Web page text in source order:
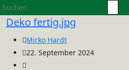
umschalten
Diese
Website
durchsuchen
Deko fertig.jpg
Beitrags-
Autor:
Mirko Hardt
Beitrag
veröffentlicht:
22. September 2024
Beitrags-